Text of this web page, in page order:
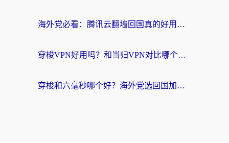
海外党必看：腾讯云翻墙回国真的好用吗？+ 3步选对回国加速器指南
穿梭VPN好用吗？和当归VPN对比哪个回国效果更好？海外党亲测实用指南
穿梭和六毫秒哪个好？海外党选回国加速器的避坑指南，附番茄加速器实测